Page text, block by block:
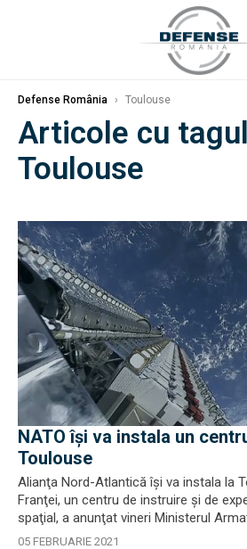
Defense România › Toulouse
Articole cu
Toulouse
NATO îşi va instala un
Toulouse
Alianţa Nord-Atlantică îşi va instala la
Franţei, un centru de instruire şi de
spaţial, a anunţat vineri Ministerul
05 FEBRUARIE 2021